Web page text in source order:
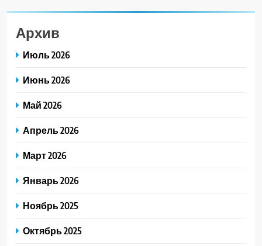
Архив
Июль 2026
Июнь 2026
Май 2026
Апрель 2026
Март 2026
Январь 2026
Ноябрь 2025
Октябрь 2025